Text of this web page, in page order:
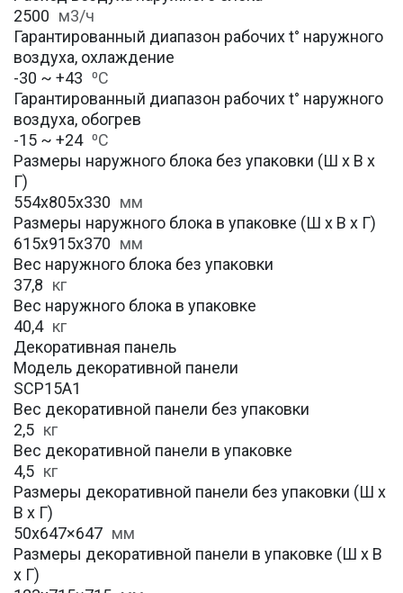
2500 м3/ч
Гарантированный диапазон рабочих t° наружного
воздуха, охлаждение
-30 ~ +43 ⁰С
Гарантированный диапазон рабочих t° наружного
воздуха, обогрев
-15 ~ +24 ⁰С
Размеры наружного блока без упаковки (Ш х В х
Г)
554x805x330 мм
Размеры наружного блока в упаковке (Ш х В х Г)
615x915x370 мм
Вес наружного блока без упаковки
37,8 кг
Вес наружного блока в упаковке
40,4 кг
Декоративная панель
Модель декоративной панели
SCP15A1
Вес декоративной панели без упаковки
2,5 кг
Вес декоративной панели в упаковке
4,5 кг
Размеры декоративной панели без упаковки (Ш х
В х Г)
50х647×647 мм
Размеры декоративной панели в упаковке (Ш х В
х Г)